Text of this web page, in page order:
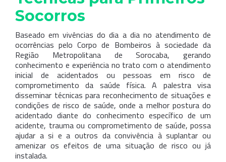
Socorros
Baseado em vivências do dia a dia no atendimento de
ocorrências pelo Corpo de Bombeiros à sociedade da
Região Metropolitana de Sorocaba, gerando
conhecimento e experiência no trato com o atendimento
inicial de acidentados ou pessoas em risco de
comprometimento da saúde física. A palestra visa
disseminar técnicas para reconhecimento de situações e
condições de risco de saúde, onde a melhor postura do
acidentado diante do conhecimento específico de um
acidente, trauma ou comprometimento de saúde, possa
ajudar a si e a outros da convivência à suplantar ou
amenizar os efeitos de uma situação de risco ou já
instalada.